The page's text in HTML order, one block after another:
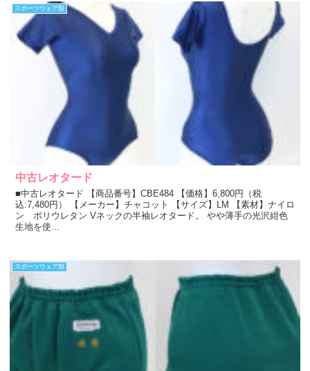
スポーツウェア類
中古レオタード
■中古レオタード 【商品番号】CBE484 【価格】6,800円（税
込:7,480円） 【メーカー】チャコット 【サイズ】LM 【素材】ナイロ
ン ポリウレタン Vネックの半袖レオタード。 やや薄手の光沢紺色
生地を使...
スポーツウェア類